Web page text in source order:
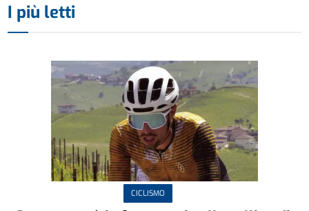
I più letti
CICLISMO